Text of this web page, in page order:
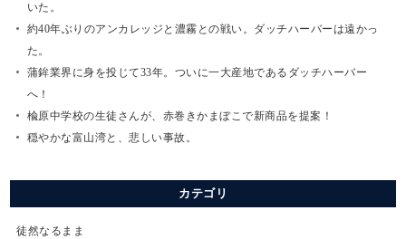
いた。
約40年ぶりのアンカレッジと濃霧との戦い。ダッチハーバーは遠かっ
た。
蒲鉾業界に身を投じて33年。ついに一大産地であるダッチハーバー
へ！
楡原中学校の生徒さんが、赤巻きかまぼこで新商品を提案！
穏やかな富山湾と、悲しい事故。
カテゴリ
徒然なるまま